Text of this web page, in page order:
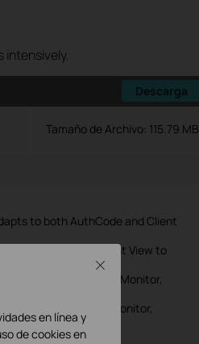
intensively.
Descarga
Tamaño de Archivo: 115.79 MB
to both AuthCode and Client
Admin, and Client View to
L3 Feature, Log, Monitor,
L3 Feature, Log, Monitor,
en línea y
de cookies en
Close